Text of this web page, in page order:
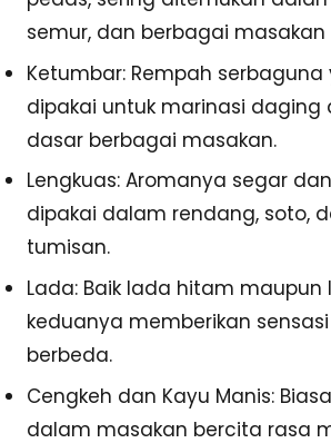
semur, dan berbagai masakan
Ketumbar: Rempah
dipakai untuk marinasi daging
dasar berbagai masakan.
Lengkuas: Aromanya segar
dipakai dalam rendang, soto,
tumisan.
Lada: Baik lada hitam maupun
keduanya memberikan
berbeda.
Cengkeh dan Kayu Manis:
dalam masakan bercita rasa